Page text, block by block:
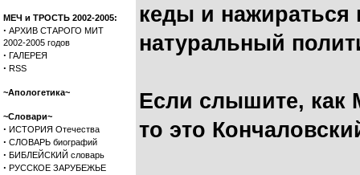
МЕЧ и ТРОСТЬ 2002-2005:
· АРХИВ СТАРОГО МИТ
2002-2005 годов
· ГАЛЕРЕЯ
· RSS
~Апологетика~
~Словари~
· ИСТОРИЯ Отечества
· СЛОВАРЬ биографий
· БИБЛЕЙСКИЙ словарь
· РУССКОЕ ЗАРУБЕЖЬЕ
кеды и нажираться
натуральный
Если слышите, как
то это